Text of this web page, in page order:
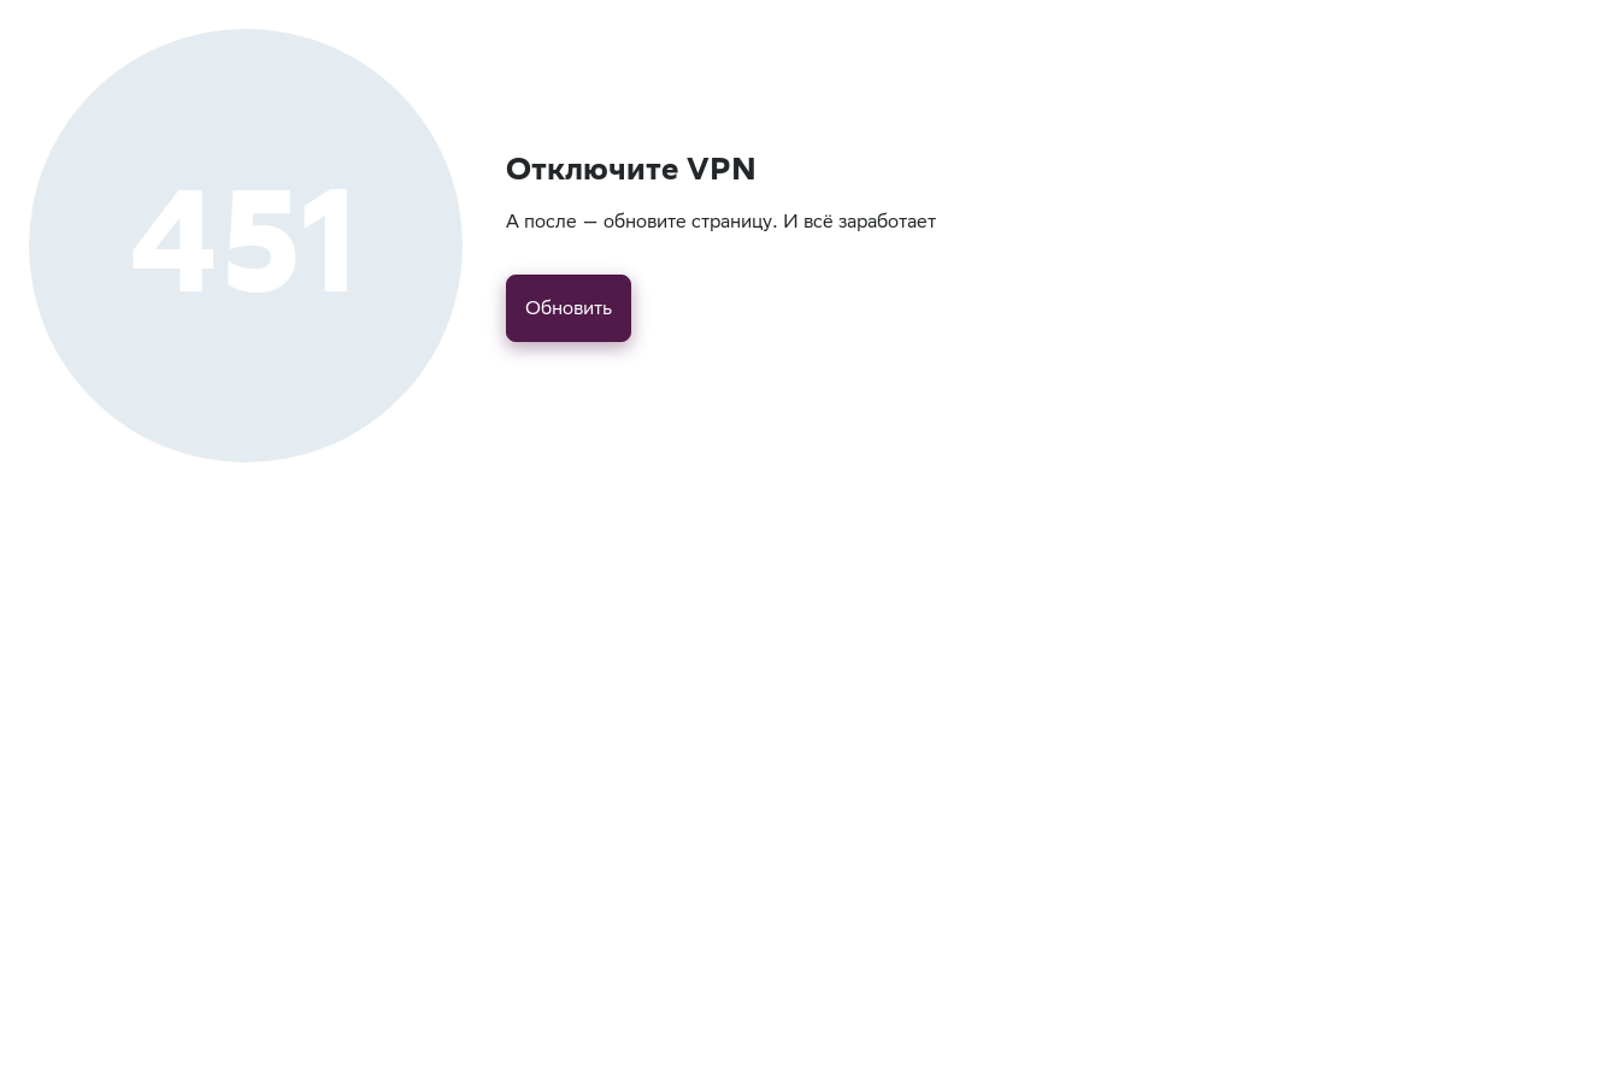
451 Отключите VPN
А после — обновите страницу. И всё заработает
Обновить